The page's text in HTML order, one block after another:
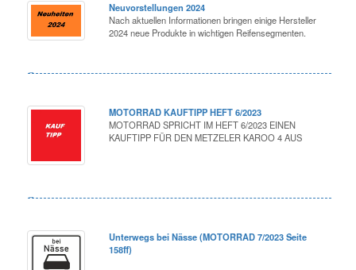
Neuvorstellungen 2024
Nach aktuellen Informationen bringen einige Hersteller
2024 neue Produkte in wichtigen Reifensegmenten.
MOTORRAD KAUFTIPP HEFT 6/2023
MOTORRAD SPRICHT IM HEFT 6/2023 EINEN
KAUFTIPP FÜR DEN METZELER KAROO 4 AUS
Unterwegs bei Nässe (MOTORRAD 7/2023 Seite
158ff)